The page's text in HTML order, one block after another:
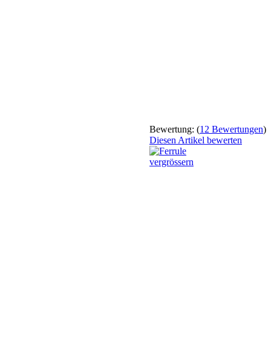
Bewertung: (12 Bewertungen)
Diesen Artikel bewerten
vergrössern